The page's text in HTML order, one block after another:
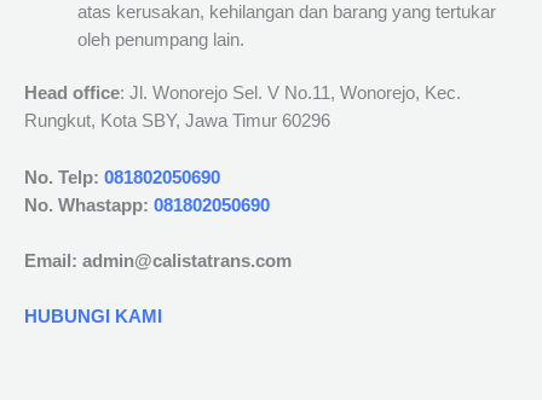
atas kerusakan, kehilangan dan barang yang tertukar
oleh penumpang lain.
Head office: Jl. Wonorejo Sel. V No.11, Wonorejo, Kec.
Rungkut, Kota SBY, Jawa Timur 60296
No. Telp: 081802050690
No. Whastapp: 081802050690
Email: admin@calistatrans.com
HUBUNGI KAMI